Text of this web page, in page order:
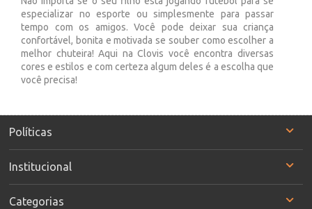
especializar no esporte ou simplesmente para passar
tempo com os amigos. Você pode deixar sua criança
confortável, bonita e motivada se souber como escolher a
melhor chuteira! Aqui na Clovis você encontra diversas
cores e estilos e com certeza algum deles é a escolha que
você precisa!
Políticas
Institucional
Categorias